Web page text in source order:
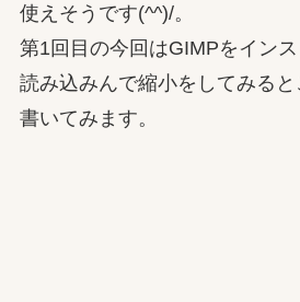
使えそうです(^^)/。
第1回目の今回はGIMPをイン
読み込みんで縮小をしてみる
書いてみます。